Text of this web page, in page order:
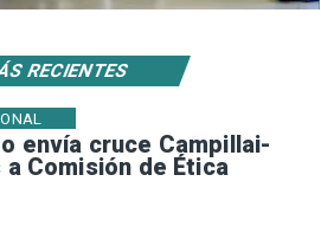
envía cruce Campillai-
a Comisión de Ética
RECIENTES